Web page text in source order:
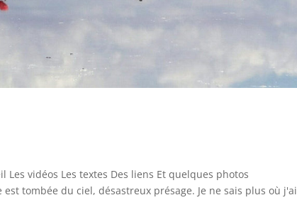
Les vidéos Les textes Des liens Et quelques photos
tombée du ciel, désastreux présage. Je ne sais plus où j'ai